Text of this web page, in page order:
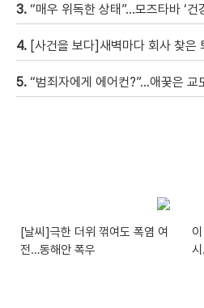
3. “매우 위독한 상태”…모즈타바 ‘건
4. [사건을 보다]새벽마다 회사 찾은
5. “범죄자에게 에어컨?”…애꿎은 교
[날씨]극한 더위 꺾여도 폭염 여
전…동해안 폭우